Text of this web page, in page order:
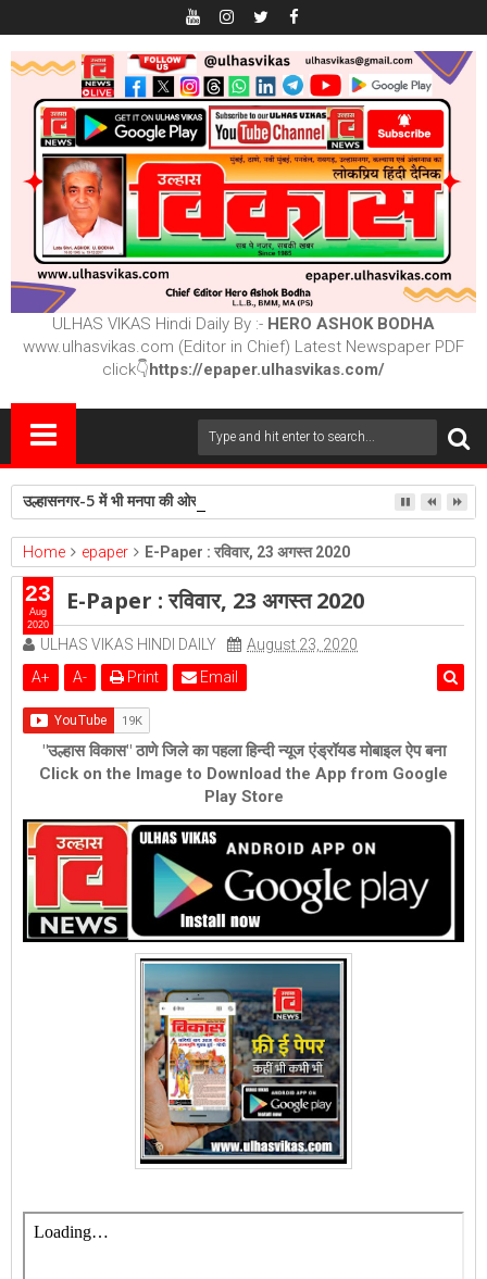
ULHAS VIKAS Hindi Daily By :- HERO ASHOK BODHA
www.ulhasvikas.com (Editor in Chief) Latest Newspaper PDF
click👇https://epaper.ulhasvikas.com/
उल्हासनगर-5 में भी मनपा की ओर से स्विमिंग पुल सुविधा हो- शेरी लुंड
Home epaper E-Paper : रविवार, 23 अगस्त 2020
E-Paper : रविवार, 23 अगस्त 2020
ULHAS VIKAS HINDI DAILY
August 23, 2020
A+ A- Print Email
"उल्हास विकास" ठाणे जिले का पहला हिन्दी न्यूज एंड्रॉयड मोबाइल ऐप बना
Click on the Image to Download the App from Google
Play Store
23
Aug
2020